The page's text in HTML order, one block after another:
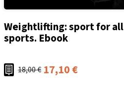
Weightlifting: sport for all
sports. Ebook
18,00€ 17,10€